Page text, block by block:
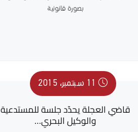
بصورة قانونية
11 سبتمبر، 2015
قاضي العجلة يحدّد جلسة للمستدعية
والوكيل البحري…